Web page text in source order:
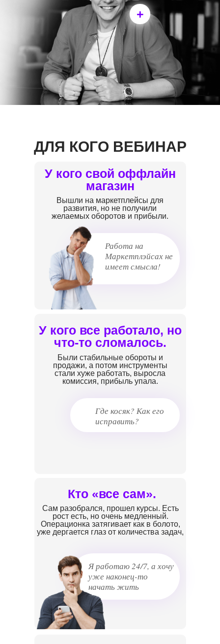
+
ДЛЯ КОГО ВЕБИНАР
У кого свой оффлайн
магазин
У кого все работало, но
что-то сломалось.
Кто «все сам».
Вышли на маркетплейсы для
развития, но не получили
желаемых оборотов и прибыли.
Были стабильные обороты и
продажи, а потом инструменты
стали хуже работать, выросла
комиссия, прибыль упала.
Сам разобрался, прошел курсы. Есть
рост есть, но очень медленный.
Операционка затягивает как в болото,
уже дергается глаз от количества задач,
Работа на
Маркетплэйсах не
имеет смысла!
Где косяк? Как его
исправить?
Я работаю 24/7, а хочу
уже наконец-то
начать жить